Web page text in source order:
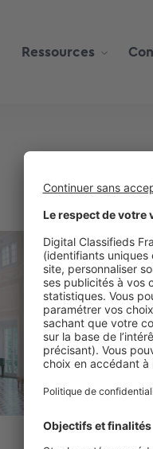
Ressources